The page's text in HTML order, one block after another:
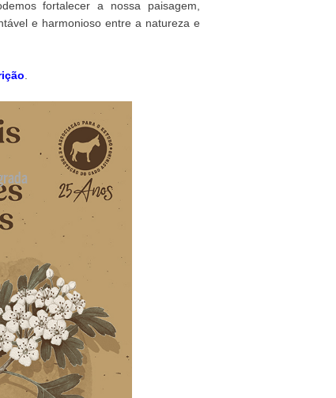
fortalecer a nossa paisagem,
e harmonioso entre a natureza e